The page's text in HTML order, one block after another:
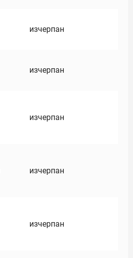
изчерпан
изчерпан
изчерпан
изчерпан
изчерпан